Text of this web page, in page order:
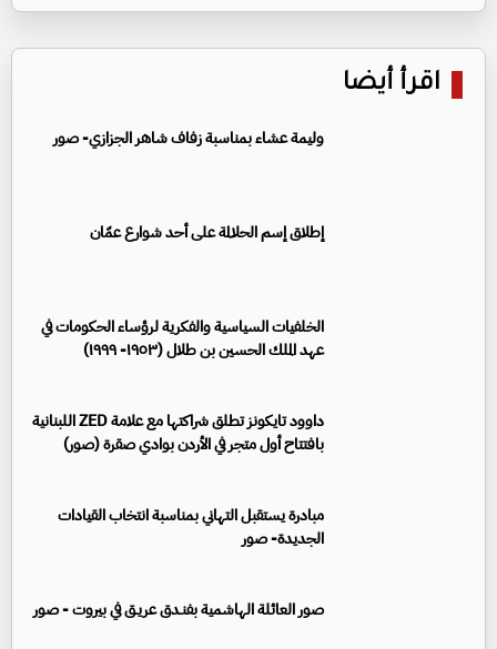
اقرأ أيضا
وليمة عشاء بمناسبة زفاف شاهر الجزازي- صور
إطلاق إسم الحلالمة على أحد شوارع عمّان
الخلفيات السياسية والفكرية لرؤساء الحكومات في
عهد الملك الحسين بن طلال (١٩٥٣- ١٩٩٩)
داوود تايكونز تطلق شراكتها مع علامة ZED اللبنانية
بافتتاح أول متجر في الأردن بوادي صقرة (صور)
مبادرة يستقبل التهاني بمناسبة انتخاب القيادات
الجديدة- صور
صور العائلة الهاشمية بفنـدق عريـق في بيروت - صور